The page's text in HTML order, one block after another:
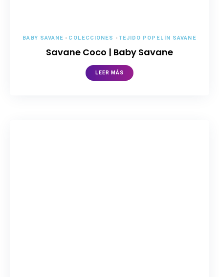
BABY SAVANE - COLECCIONES -TEJIDO POPELÍN SAVANE
Savane Coco | Baby Savane
LEER MÁS